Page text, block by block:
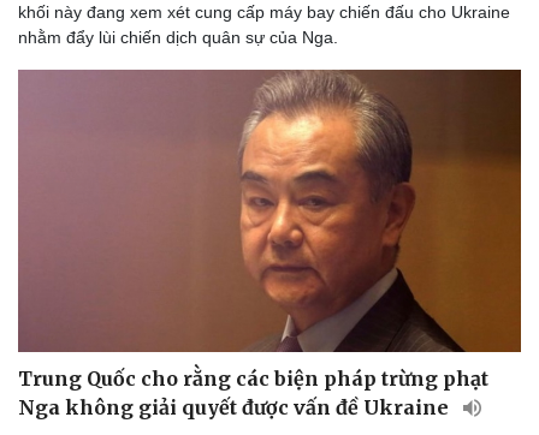
khối này đang xem xét cung cấp máy bay chiến đấu cho Ukraine
nhằm đẩy lùi chiến dịch quân sự của Nga.
Trung Quốc cho rằng các biện pháp trừng phạt
Nga không giải quyết được vấn đề Ukraine